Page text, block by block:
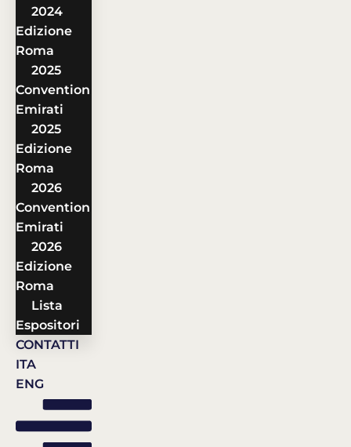
2024
Edizione
Roma
2025
Convention
Emirati
2025
Edizione
Roma
2026
Convention
Emirati
2026
Edizione
Roma
Lista
Espositori
CONTATTI
ITA
ENG